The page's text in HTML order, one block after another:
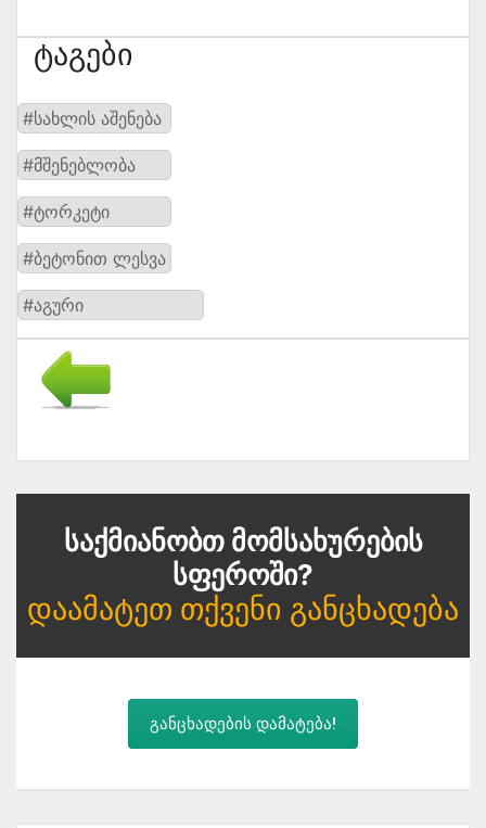
Ტაგები
#სახლის აშენება
#მშენებლობა
#ტორკეტი
#ბეტონით ლესვა
#აგური
Საქმიანობთ Მომსახურების
Სფეროში?
Დაამატეთ Თქვენი Განცხადება
განცხადების დამატება!